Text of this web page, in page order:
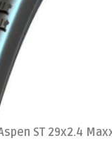
ST 29x2.4